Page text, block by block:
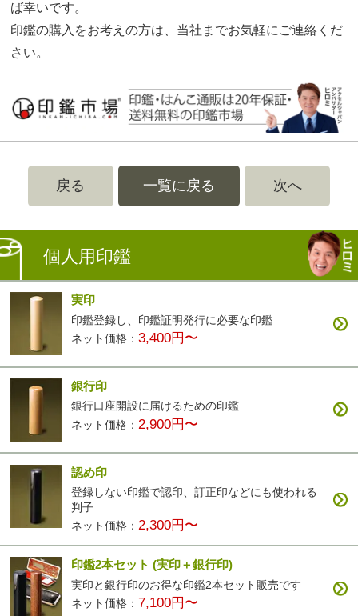
ば幸いです。
印鑑の購入をお考えの方は、当社までお気軽にご連絡くだ
さい。
戻る 一覧に戻る 次へ
個人用印鑑
実印
印鑑登録し、印鑑証明発行に必要な印鑑
ネット価格：3,400円〜
銀行印
銀行口座開設に届けるための印鑑
ネット価格： 2,900円〜
認め印
登録しない印鑑で認印、訂正印などにも使われる
判子
ネット価格：2,300円〜
印鑑2本セット(実印＋銀行印)
実印と銀行印のお得な印鑑2本セット販売です
ネット価格： 7,100円〜